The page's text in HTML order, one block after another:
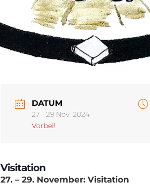
DATUM
27 - 29 Nov. 2024
Vorbei!
Visitation
27. – 29. November: Visitation